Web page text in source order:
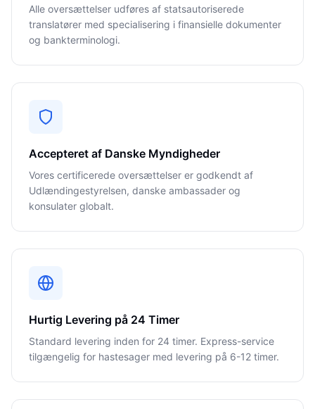
Alle oversættelser udføres af statsautoriserede
translatører med specialisering i finansielle dokumenter
og bankterminologi.
Accepteret af Danske Myndigheder
Vores certificerede oversættelser er godkendt af
Udlændingestyrelsen, danske ambassader og
konsulater globalt.
Hurtig Levering på 24 Timer
Standard levering inden for 24 timer. Express-service
tilgængelig for hastesager med levering på 6-12 timer.